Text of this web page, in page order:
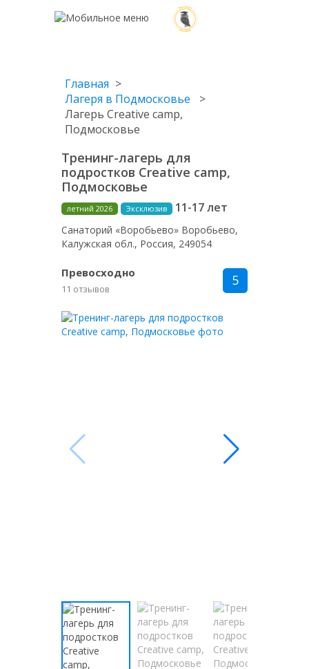
Главная
Лагеря в Подмосковье
Лагерь Creative camp,
Подмосковье
Тренинг-лагерь для
подростков Creative camp,
Подмосковье
летний 2026 Эксклюзив 11-17 лет
Санаторий «Воробьево» Воробьево,
Калужская обл., Россия, 249054
Превосходно
11 отзывов
5